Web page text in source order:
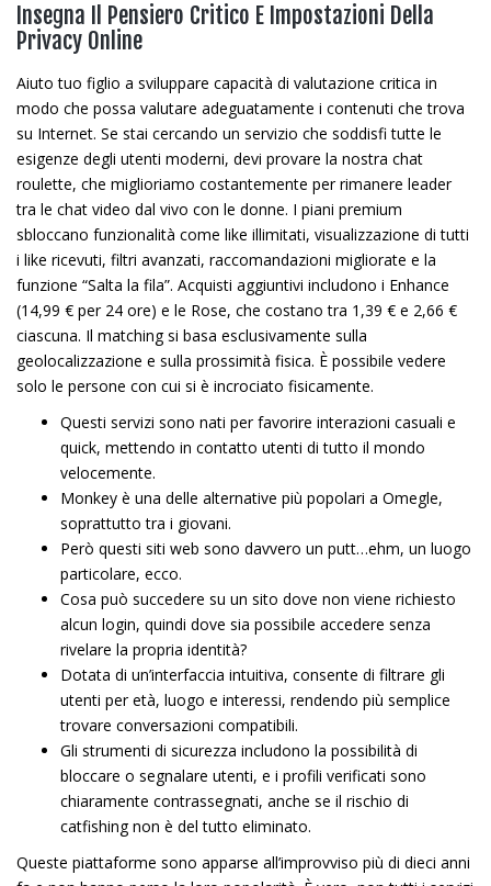
Insegna Il Pensiero Critico E Impostazioni Della
Privacy Online
Aiuto tuo figlio a sviluppare capacità di valutazione critica in
modo che possa valutare adeguatamente i contenuti che trova
su Internet. Se stai cercando un servizio che soddisfi tutte le
esigenze degli utenti moderni, devi provare la nostra chat
roulette, che miglioriamo costantemente per rimanere leader
tra le chat video dal vivo con le donne. I piani premium
sbloccano funzionalità come like illimitati, visualizzazione di tutti
i like ricevuti, filtri avanzati, raccomandazioni migliorate e la
funzione “Salta la fila”. Acquisti aggiuntivi includono i Enhance
(14,99 € per 24 ore) e le Rose, che costano tra 1,39 € e 2,66 €
ciascuna. Il matching si basa esclusivamente sulla
geolocalizzazione e sulla prossimità fisica. È possibile vedere
solo le persone con cui si è incrociato fisicamente.
Questi servizi sono nati per favorire interazioni casuali e
quick, mettendo in contatto utenti di tutto il mondo
velocemente.
Monkey è una delle alternative più popolari a Omegle,
soprattutto tra i giovani.
Però questi siti web sono davvero un putt…ehm, un luogo
particolare, ecco.
Cosa può succedere su un sito dove non viene richiesto
alcun login, quindi dove sia possibile accedere senza
rivelare la propria identità?
Dotata di un’interfaccia intuitiva, consente di filtrare gli
utenti per età, luogo e interessi, rendendo più semplice
trovare conversazioni compatibili.
Gli strumenti di sicurezza includono la possibilità di
bloccare o segnalare utenti, e i profili verificati sono
chiaramente contrassegnati, anche se il rischio di
catfishing non è del tutto eliminato.
Queste piattaforme sono apparse all’improvviso più di dieci anni